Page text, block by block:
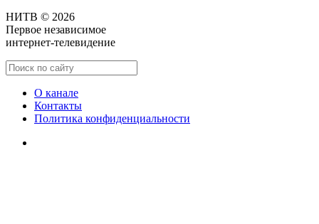
НИТВ © 2026
Первое независимое
интернет-телевидение
О канале
Контакты
Политика конфиденциальности